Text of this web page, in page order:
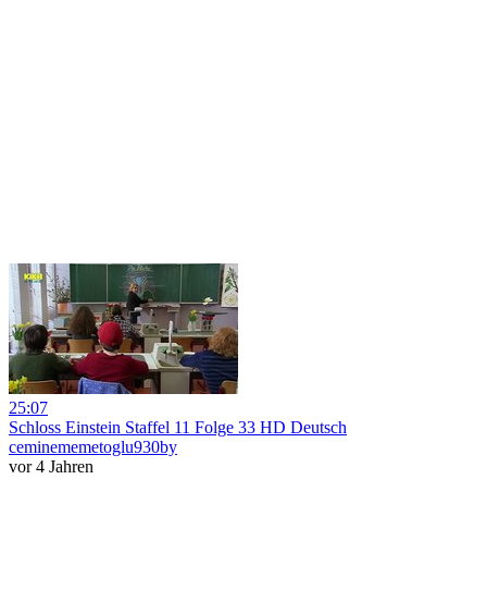
25:07
Schloss Einstein Staffel 11 Folge 33 HD Deutsch
ceminememetoglu930by
vor 4 Jahren